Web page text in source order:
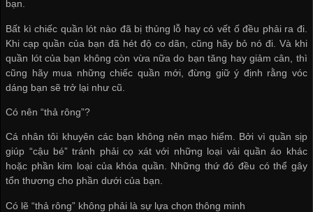
bạn.
Bất kì chiếc quần lót nào đã bị thủng lỗ hay có vết ố đều phải ra đi.
Khi cạp quần của bạn đã hét độ co dãn, cũng hãy bỏ nó đi. Và khi
quần lót của bạn không còn vừa nữa do bạn tăng hay giảm cân, thì
cũng hãy mua những chiếc quần mới, đừng giữ ý định rằng vóc
dáng bạn sẽ trở lại như cũ.
Có nên “thả rông”?
Cá nhân tôi khuyên các bạn không nên mạo hiểm. Bởi vì quần sịp
giúp “cậu bé” tránh phải cọ xát với những loại vải quần áo khác
hoặc phần kim loại của khóa quần. Những thứ đó đều có thể gây
tổn thương cho phần dưới của bạn.
Có lẽ “thả rông” không phải là sự lựa chọn thông minh